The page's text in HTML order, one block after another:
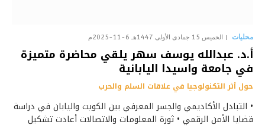
محليات الخميس 15 جمادى الأولى 1447هـ 6-11-2025م
أ.د. عبدالله يوسف سهر يلقي محاضرة متميزة
في جامعة واسيدا اليابانية
حول أثر التكنولوجيا في علاقات السلم والحرب
• التبادل الأكاديمي والجسر المعرفي بين الكويت واليابان في دراسة
قضايا الأمن الرقمي • ثورة المعلومات والاتصالات أعادت تشكيل